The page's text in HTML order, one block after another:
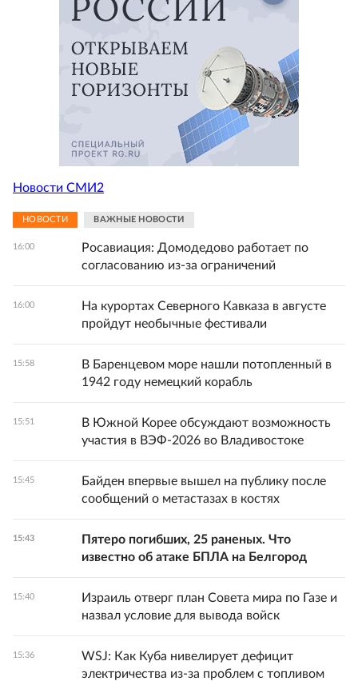
Новости СМИ2
НОВОСТИ ВАЖНЫЕ НОВОСТИ
16:00
Росавиация: Домодедово работает по
согласованию из-за ограничений
16:00
На курортах Северного Кавказа в августе
пройдут необычные фестивали
15:58
В Баренцевом море нашли потопленный в
1942 году немецкий корабль
15:51
В Южной Корее обсуждают возможность
участия в ВЭФ-2026 во Владивостоке
15:45
Байден впервые вышел на публику после
сообщений о метастазах в костях
15:43
Пятеро погибших, 25 раненых. Что
известно об атаке БПЛА на Белгород
15:40
Израиль отверг план Совета мира по Газе и
назвал условие для вывода войск
15:36
WSJ: Как Куба нивелирует дефицит
электричества из-за проблем с топливом